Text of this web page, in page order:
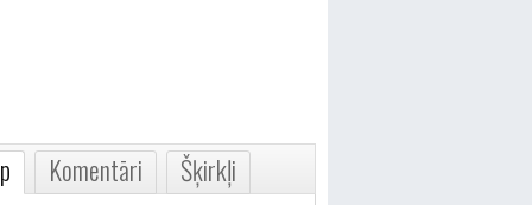
Komentāri Šķirkļi